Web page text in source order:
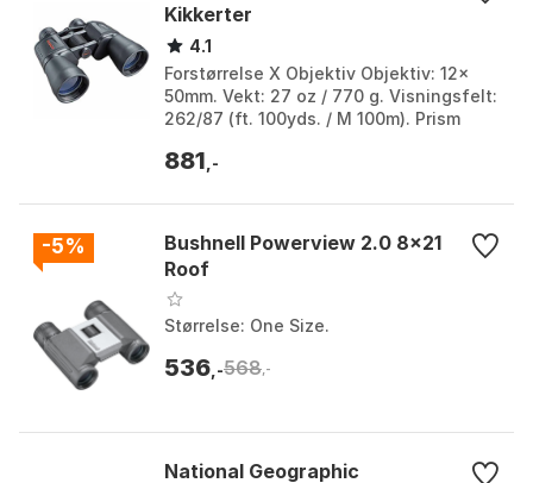
Kikkerter
4.1
Forstørrelse X Objektiv Objektiv: 12x
50mm. Vekt: 27 oz / 770 g. Visningsfelt:
262/87 (ft. 100yds. / M 100m). Prism
Størrelse...
881 ,-
-5%
Bushnell Powerview 2.0 8x21
Roof
Størrelse: One Size.
536 ,-568 ,-
National Geographic